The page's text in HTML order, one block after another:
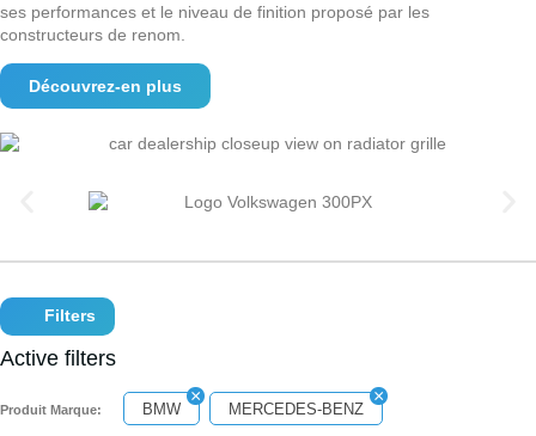
ses performances et le niveau de finition proposé par les
constructeurs de renom.
Découvrez-en plus
Filters
Active filters
Produit Marque: BMW MERCEDES-BENZ